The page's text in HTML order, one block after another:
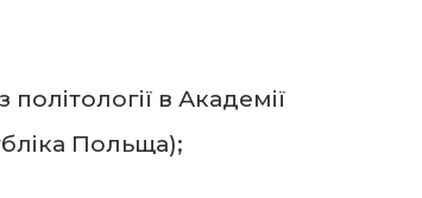
в Академії
Польща);